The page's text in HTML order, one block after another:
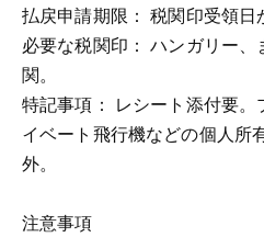
払戻申請期限： 税関印受領日
必要な税関印： ハンガリー
関。
特記事項： レシート添付要
イベート飛行機などの個人所
外。
注意事項